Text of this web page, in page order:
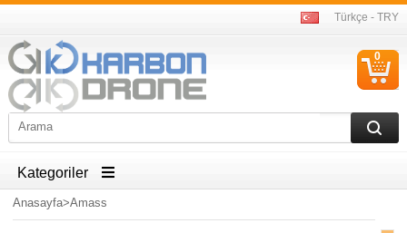
Türkçe - TRY
0
Kategoriler
Anasayfa>Amass